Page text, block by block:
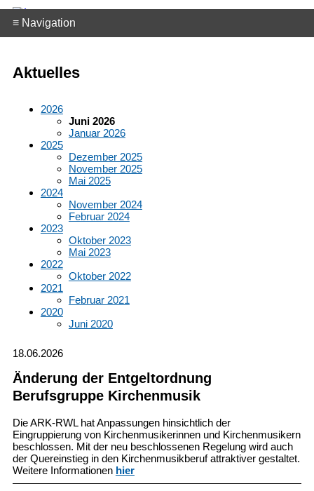
≡ Navigation
Aktuelles
2026
Juni 2026
Januar 2026
2025
Dezember 2025
November 2025
Mai 2025
2024
November 2024
Februar 2024
2023
Oktober 2023
Mai 2023
2022
Oktober 2022
2021
Februar 2021
2020
Juni 2020
18.06.2026
Änderung der Entgeltordnung
Berufsgruppe Kirchenmusik
Die ARK-RWL hat Anpassungen hinsichtlich der
Eingruppierung von Kirchenmusikerinnen und Kirchenmusikern
beschlossen. Mit der neu beschlossenen Regelung wird auch
der Quereinstieg in den Kirchenmusikberuf attraktiver gestaltet.
Weitere Informationen hier